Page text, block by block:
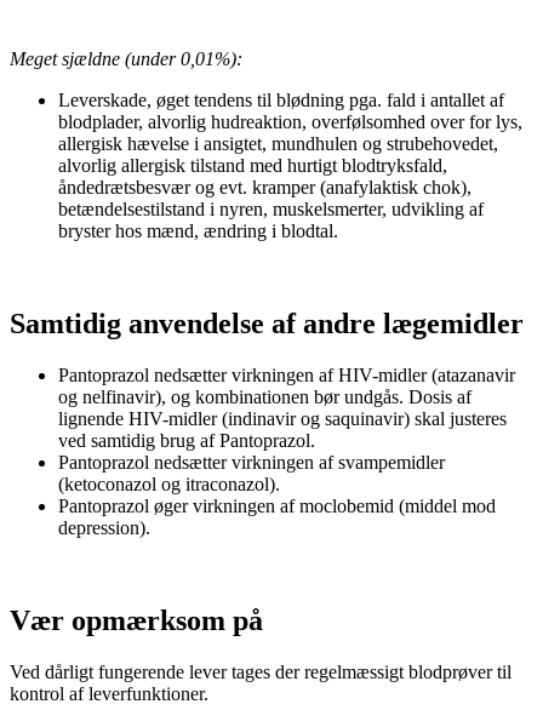
Meget sjældne (under 0,01%):
Leverskade, øget tendens til blødning pga. fald i antallet af
blodplader, alvorlig hudreaktion, overfølsomhed over for lys,
allergisk hævelse i ansigtet, mundhulen og strubehovedet,
alvorlig allergisk tilstand med hurtigt blodtryksfald,
åndedrætsbesvær og evt. kramper (anafylaktisk chok),
betændelsestilstand i nyren, muskelsmerter, udvikling af
bryster hos mænd, ændring i blodtal.
Samtidig anvendelse af andre lægemidler
Pantoprazol nedsætter virkningen af HIV-midler (atazanavir
og nelfinavir), og kombinationen bør undgås. Dosis af
lignende HIV-midler (indinavir og saquinavir) skal justeres
ved samtidig brug af Pantoprazol.
Pantoprazol nedsætter virkningen af svampemidler
(ketoconazol og itraconazol).
Pantoprazol øger virkningen af moclobemid (middel mod
depression).
Vær opmærksom på
Ved dårligt fungerende lever tages der regelmæssigt blodprøver til
kontrol af leverfunktioner.